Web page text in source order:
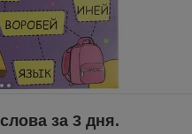
за 3 дня.